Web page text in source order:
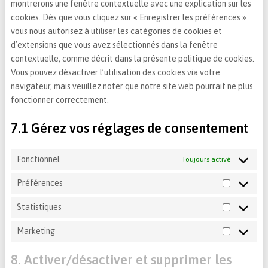
montrerons une fenêtre contextuelle avec une explication sur les
cookies. Dès que vous cliquez sur « Enregistrer les préférences »
vous nous autorisez à utiliser les catégories de cookies et
d’extensions que vous avez sélectionnés dans la fenêtre
contextuelle, comme décrit dans la présente politique de cookies.
Vous pouvez désactiver l’utilisation des cookies via votre
navigateur, mais veuillez noter que notre site web pourrait ne plus
fonctionner correctement.
7.1 Gérez vos réglages de consentement
Fonctionnel Toujours activé
Préférences
Statistiques
Marketing
Marketing
8. Activer/désactiver et supprimer les